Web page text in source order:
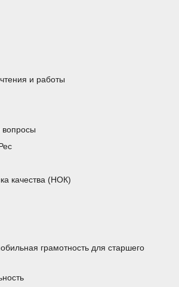
и работы
вопросы
качества (НОК)
грамотность для старшего